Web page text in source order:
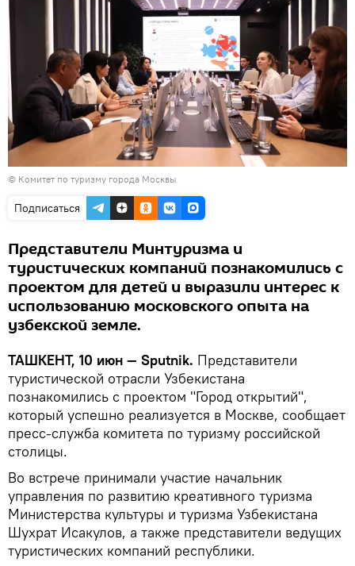
© Комитет по туризму города Москвы
Подписаться
Представители Минтуризма и
туристических компаний познакомились с
проектом для детей и выразили интерес к
использованию московского опыта на
узбекской земле.
ТАШКЕНТ, 10 июн — Sputnik. Представители
туристической отрасли Узбекистана
познакомились с проектом "Город открытий",
который успешно реализуется в Москве, сообщает
пресс-служба комитета по туризму российской
столицы.
Во встрече принимали участие начальник
управления по развитию креативного туризма
Министерства культуры и туризма Узбекистана
Шухрат Исакулов, а также представители ведущих
туристических компаний республики.